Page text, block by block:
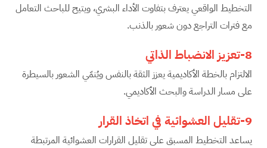
التخطيط الواقعي يعترف بتفاوت الأداء البشري، ويتيح للباحث التعامل
مع فترات التراجع دون شعور بالذنب.
8-تعزيز الانضباط الذاتي
الالتزام بالخطة الأكاديمية يعزز الثقة بالنفس ويُنمّي الشعور بالسيطرة
على مسار الدراسة والبحث الأكاديمي.
9-تقليل العشوائية في اتخاذ القرار
يساعد التخطيط المسبق على تقليل القرارات العشوائية المرتبطة